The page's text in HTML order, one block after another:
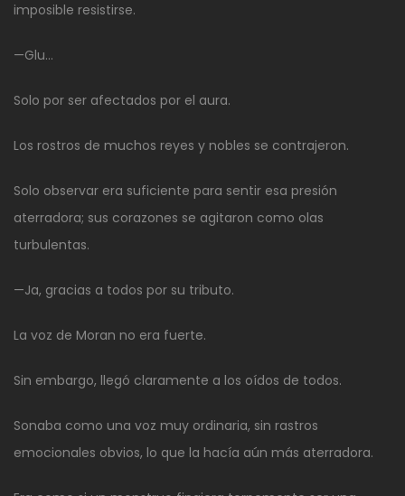
imposible resistirse.
—Glu…
Solo por ser afectados por el aura.
Los rostros de muchos reyes y nobles se contrajeron.
Solo observar era suficiente para sentir esa presión
aterradora; sus corazones se agitaron como olas
turbulentas.
—Ja, gracias a todos por su tributo.
La voz de Moran no era fuerte.
Sin embargo, llegó claramente a los oídos de todos.
Sonaba como una voz muy ordinaria, sin rastros
emocionales obvios, lo que la hacía aún más aterradora.